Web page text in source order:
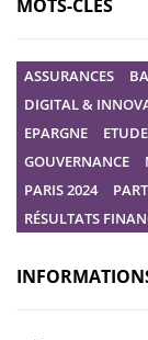
MOTS-CLÉS
ASSURANCES
DIGITAL &
EPARGNE
GOUVERNANCE
PARIS 2024
RÉSULTATS